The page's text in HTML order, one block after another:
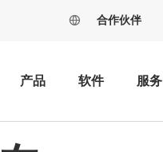
合作伙伴
产品 软件 服务